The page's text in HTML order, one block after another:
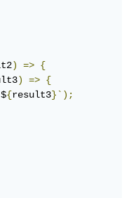
) => {
) => {
${result3}`);